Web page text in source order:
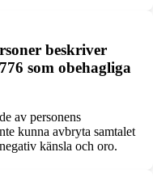
beskriver
som obehagliga
av personens
kunna avbryta samtalet
känsla och oro.